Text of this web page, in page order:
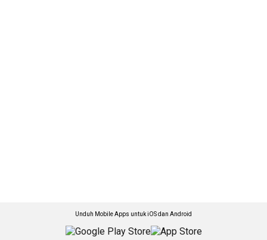
Unduh Mobile Apps untuk iOS dan Android